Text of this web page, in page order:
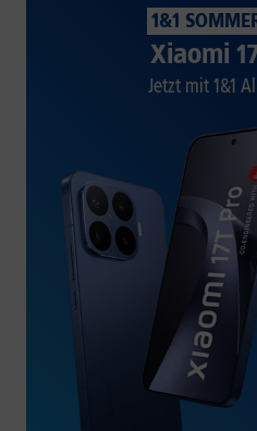
1&1
Xiaomi
Jetzt mit 1&1